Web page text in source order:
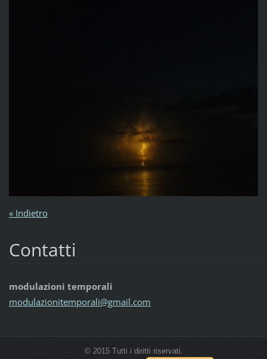
« Indietro
Contatti
modulazioni temporali
modulazionitemporali@gmail.com
© 2015 Tutti i diritti riservati.